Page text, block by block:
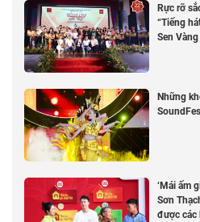
Rực rỡ
“Tiếng
Sen
Những
‘Mái ấm
Sơn
được các